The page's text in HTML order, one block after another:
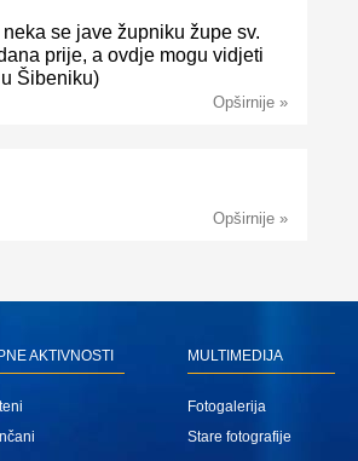
se jave župniku župe sv.
prije, a ovdje mogu vidjeti
Šibeniku)
Opširnije »
Opširnije »
AKTIVNOSTI MULTIMEDIJA
Fotogalerija
Stare fotografije